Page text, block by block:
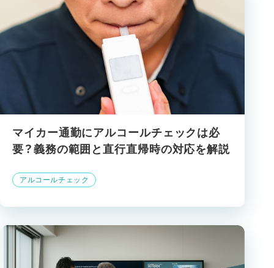
マイカー通勤にアルコールチェックは必
要？義務の範囲と直行直帰時の対応を解説
アルコールチェック